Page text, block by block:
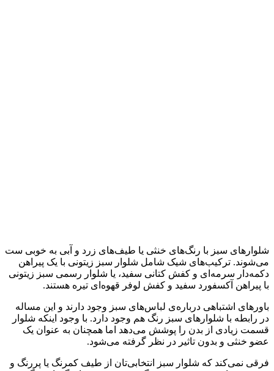
شلوارهای سبز با رنگ‌های خنثی یا طیف‌های زرد و آبی به خوبی ست
می‌شوند. ترکیب‌های شیک شامل شلوار سبز زیتونی با یک پیراهن
دکمه‌دار سرمه‌ای و کفش کتانی سفید، یا شلوار رسمی سبز زیتونی
با پیراهن آکسفورد سفید و کفش لوفر قهوه‌ای تیره هستند.
باورهای اشتباهی درباره‌ی لباس‌های سبز وجود دارند و این مساله
در رابطه با شلوارهای سبز رنگ هم وجود دارد. با وجود اینکه شلوار
قسمت زیادی از بدن را پوشش می‌دهد اما همچنان به عنوان یک
عضو خنثی و بدون تاثیر در نظر گرفته می‌شود.
فرقی نمی‌کند که شلوار سبز انتخابی‌تان از طیف کمرنگ یا پررنگ و